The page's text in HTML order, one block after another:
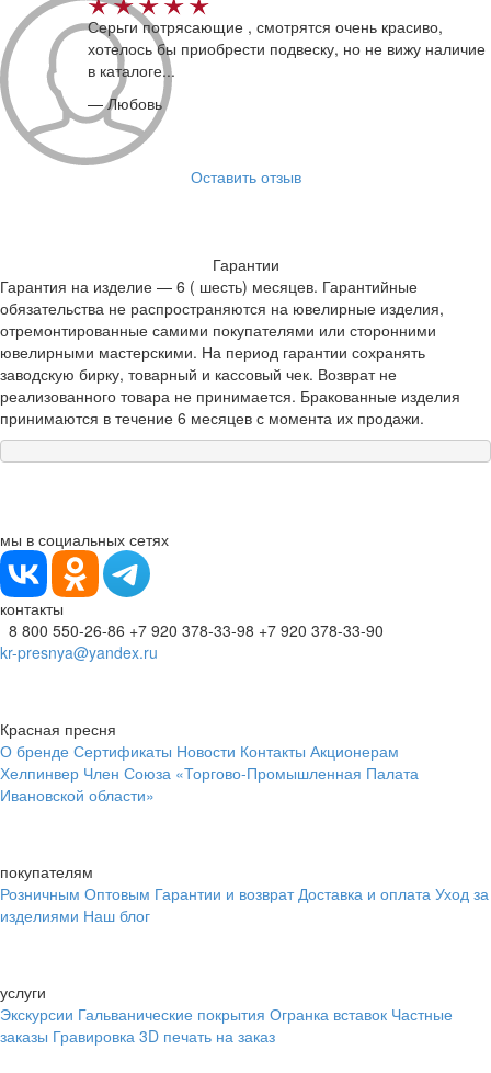
Серьги потрясающие , смотрятся очень красиво,
хотелось бы приобрести подвеску, но не вижу наличие
в каталоге...
— Любовь
Оставить отзыв
Гарантии
Гарантия на изделие — 6 ( шесть) месяцев. Гарантийные
обязательства не распространяются на ювелирные изделия,
отремонтированные самими покупателями или сторонними
ювелирными мастерскими. На период гарантии сохранять
заводскую бирку, товарный и кассовый чек. Возврат не
реализованного товара не принимается. Бракованные изделия
принимаются в течение 6 месяцев с момента их продажи.
мы в социальных сетях
контакты
8 800 550-26-86 +7 920 378-33-98 +7 920 378-33-90
kr-presnya@yandex.ru
Красная пресня
О бренде Сертификаты Новости Контакты Акционерам
Хелпинвер Член Союза «Торгово-Промышленная Палата
Ивановской области»
покупателям
Розничным Оптовым Гарантии и возврат Доставка и оплата Уход за
изделиями Наш блог
услуги
Экскурсии Гальванические покрытия Огранка вставок Частные
заказы Гравировка 3D печать на заказ